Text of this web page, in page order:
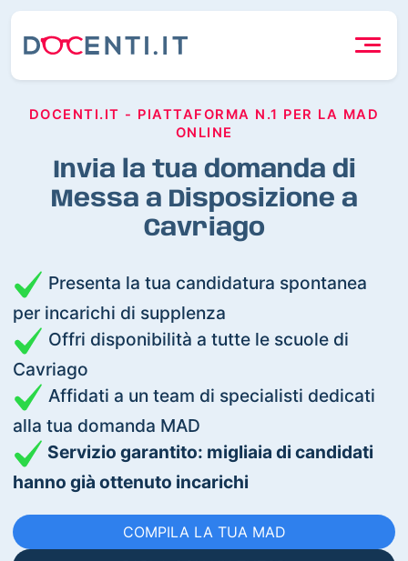
DOCENTI.IT - PIATTAFORMA N.1 PER LA MAD
ONLINE
Invia la tua domanda di
Messa a Disposizione a
Cavriago
Presenta la tua candidatura spontanea
per incarichi di supplenza
Offri disponibilità a tutte le scuole di
Cavriago
Affidati a un team di specialisti dedicati
alla tua domanda MAD
Servizio garantito: migliaia di candidati
hanno già ottenuto incarichi
COMPILA LA TUA MAD